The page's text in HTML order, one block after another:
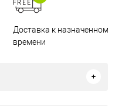
Доставка к назначенному
времени